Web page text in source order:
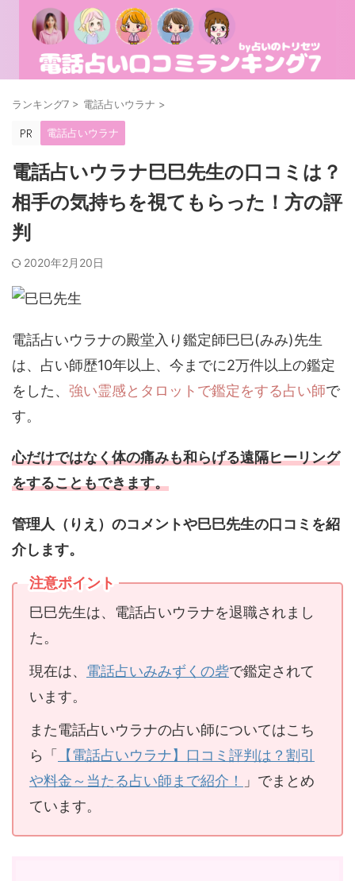
ランキング7 > 電話占いウラナ >
電話占いウラナ
電話占いウラナ巳巳先生の口コミは？
相手の気持ちを視てもらった！方の評
判
2020年2月20日
電話占いウラナの殿堂入り鑑定師巳巳(みみ)先生
は、占い師歴10年以上、今までに2万件以上の鑑定
をした、 強い霊感とタロットで鑑定をする占い師で
す。
心だけではなく体の痛みも和らげる遠隔ヒーリング
をすることもできます。
管理人（りえ）のコメントや巳巳先生の口コミを紹
介します。
注意ポイント
巳巳先生は、電話占いウラナを退職されまし
た。
現在は、 電話占いみみずくの砦で鑑定されて
います。
また電話占いウラナの占い師についてはこち
ら「
【電話占いウラナ】口コミ評判は？割引
や料金～当たる占い師まで紹介！
」でまとめ
ています。